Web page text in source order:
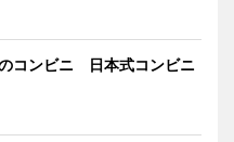
コンビニ 日本式コンビニ